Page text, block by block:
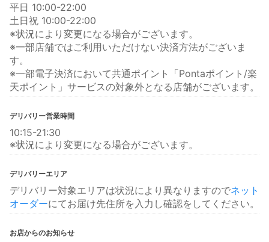
平日 10:00-22:00
土日祝 10:00-22:00
※状況により変更になる場合がございます。
※一部店舗ではご利用いただけない決済方法がございま
す。
※一部電子決済において共通ポイント「Pontaポイント/楽
天ポイント」サービスの対象外となる店舗がございます。
デリバリー営業時間
10:15-21:30
※状況により変更になる場合がございます。
デリバリーエリア
デリバリー対象エリアは状況により異なりますのでネット
オーダーにてお届け先住所を入力し確認をしてください。
お店からのお知らせ